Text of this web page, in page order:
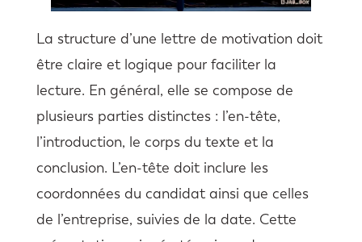
La structure d’une lettre de motivation doit
être claire et logique pour faciliter la
lecture. En général, elle se compose de
plusieurs parties distinctes : l’en-tête,
l’introduction, le corps du texte et la
conclusion. L’en-tête doit inclure les
coordonnées du candidat ainsi que celles
de l’entreprise, suivies de la date. Cette